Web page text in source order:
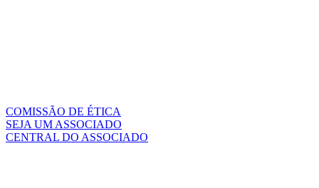
COMISSÃO DE ÉTICA
SEJA UM ASSOCIADO
CENTRAL DO ASSOCIADO